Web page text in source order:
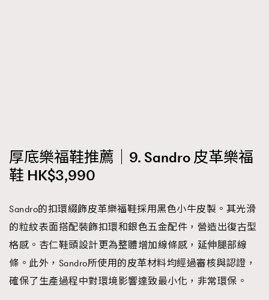
厚底樂福鞋推薦｜9. Sandro 皮革樂福
鞋 HK$3,990
Sandro的扣環綴飾皮革樂福鞋採用黑色小牛皮製。其光滑
的粒紋表面搭配裝飾扣環和銀色五金配件，營造出復古型
格感。杏仁鞋頭設計更為整體增加線條感，延伸腿部線
條。此外，Sandro所使用的皮革材料均經過審核與認證，
確保了生產過程中對環境影響達致最小化，非常環保。